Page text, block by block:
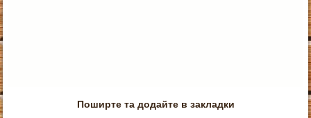
Поширте та додайте в закладки